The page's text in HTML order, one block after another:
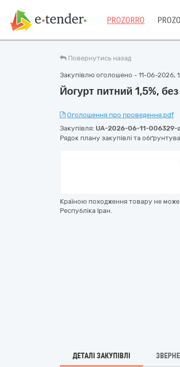
PROZORRO
Повернутись назад
Закупівлю оголошено - 11-06-2026,
Йогурт питний 1,5%,
Оголошення про проведення.pdf
Закупівля: UA-2026-06-11-006329-
Рядок плану закупівлі та
Країною походження товару не може
Республіка Іран.
ДЕТАЛІ ЗАКУПІВЛІ